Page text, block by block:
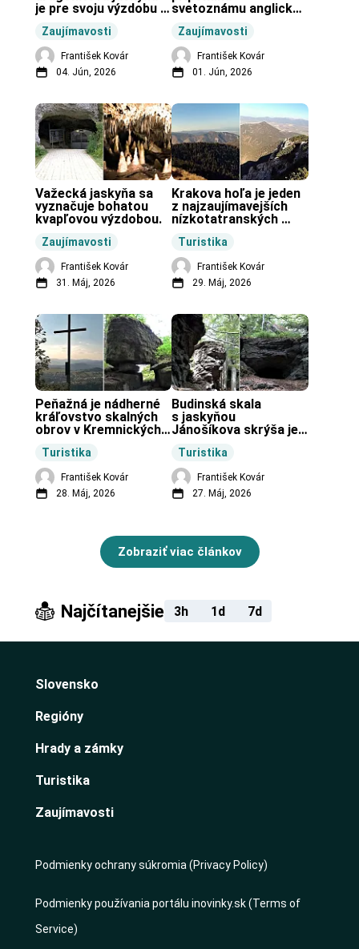
Zaujímavosti
je pre svoju výzdobu
vo svete.
František Kovár
04. Jún, 2026
Zaujímavosti
svetoznámu anglickú
František Kovár
01. Jún, 2026
Zaujímavosti
Važecká jaskyňa sa
vyznačuje bohatou
kvapľovou výzdobou.
František Kovár
31. Máj, 2026
Turistika
Krakova hoľa je jeden
z najzaujímavejších
nízkotatranských
František Kovár
29. Máj, 2026
Turistika
Peňažná je nádherné
kráľovstvo skalných
obrov v Kremnických
František Kovár
28. Máj, 2026
Turistika
Budinská skala
s jaskyňou
Jánošíkova skrýša je
obci Budiná.
František Kovár
27. Máj, 2026
Zobraziť viac článkov
Najčítanejšie 3h 1d 7d
Slovensko
Regióny
Hrady a zámky
Turistika
Zaujímavosti
Podmienky ochrany súkromia (Privacy Policy)
Podmienky používania portálu inovinky.sk (Terms of
Service)